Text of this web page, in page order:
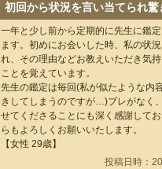
初回から状況を言い当てられ驚
一年と少し前から定期的に先生に鑑
ます。初めにお会いした時、私の状
れ、その理由などお教えいただき気
ことを覚えています。
先生の鑑定は毎回(私が似たような内
きしてしまうのですが…)ブレがなく
せてくださることにも深く感謝して
らもよろしくお願いいたします。
【女性 29歳】
投稿日時：